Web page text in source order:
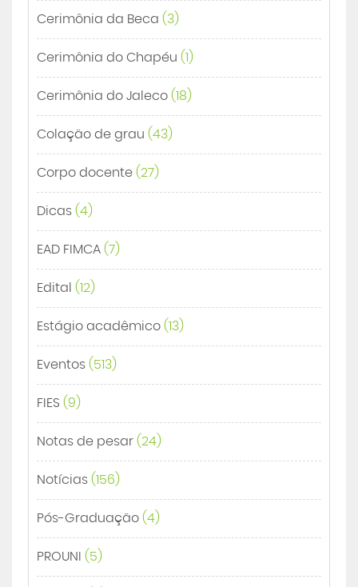
Cerimônia da Beca (3)
Cerimônia do Chapéu (1)
Cerimônia do Jaleco (18)
Colação de grau (43)
Corpo docente (27)
Dicas (4)
EAD FIMCA (7)
Edital (12)
Estágio acadêmico (13)
Eventos (513)
FIES (9)
Notas de pesar (24)
Notícias (156)
Pós-Graduação (4)
PROUNI (5)